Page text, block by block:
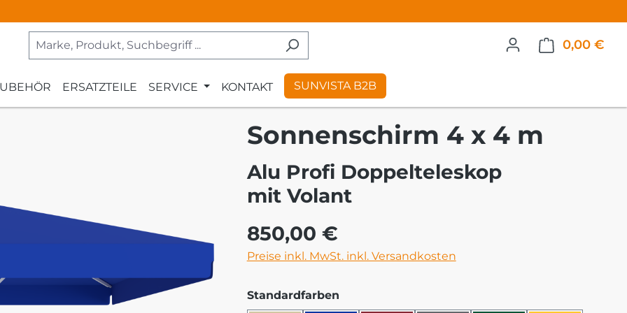
0,00 €
ERSATZTEILE SERVICE KONTAKT SUNVISTA B2B
Sonnenschirm 4 x 4 m
Alu Profi Doppelteleskop
mit Volant
Regulärer Preis:
850,00 €
Preise inkl. MwSt. inkl. Versandkosten
Standardfarbenauswählen